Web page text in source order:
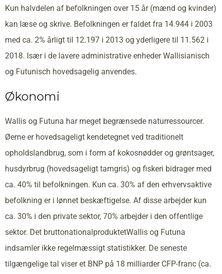
Kun halvdelen af befolkningen over 15 år (mænd og kvinder)
kan læse og skrive. Befolkningen er faldet fra 14.944 i 2003
med ca. 2% årligt til 12.197 i 2013 og yderligere til 11.562 i
2018. Især i de lavere administrative enheder Wallisianisch
og Futunisch hovedsagelig anvendes.
Økonomi
Wallis og Futuna har meget begrænsede naturressourcer.
Øerne er hovedsageligt kendetegnet ved traditionelt
opholdslandbrug, som i form af kokosnødder og grøntsager,
husdyrbrug (hovedsageligt tamgris) og fiskeri bidrager med
ca. 40% til befolkningen. Kun ca. 30% af den erhvervsaktive
befolkning er i lønnet beskæftigelse. Af disse arbejder kun
ca. 30% i den private sektor, 70% arbejder i den offentlige
sektor. Det bruttonationalproduktetWallis og Futuna
indsamler ikke regelmæssigt statistikker. De seneste
tilgængelige tal viser et BNP på 18 milliarder CFP-franc (ca.